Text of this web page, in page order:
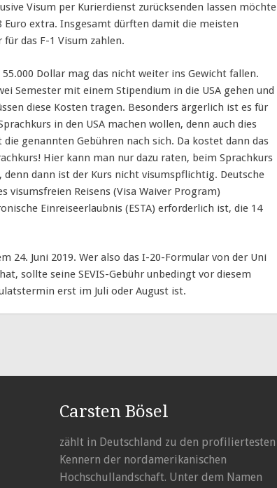
Visum per Kurierdienst zurücksenden lassen möchte
extra. Insgesamt dürften damit die meisten
das F-1 Visum zahlen.
Dollar mag das nicht weiter ins Gewicht fallen.
Semester mit einem Stipendium in die USA gehen und
diese Kosten tragen. Besonders ärgerlich ist es für
in den USA machen wollen, denn auch dies
genannten Gebühren nach sich. Da kostet dann das
Hier kann man nur dazu raten, beim Sprachkurs
dann ist der Kurs nicht visumspflichtig. Deutsche
visumsfreien Reisens (Visa Waiver Program)
Einreiseerlaubnis (ESTA) erforderlich ist, die 14
24. Juni 2019. Wer also das I-20-Formular von der Uni
sollte seine SEVIS-Gebühr unbedingt vor diesem
erst im Juli oder August ist.
Carsten Bösel
zählt in Deutschland zu den profiliertesten
Kennern der nordamerikanischen
Hochschullandschaft. Unter dem Namen